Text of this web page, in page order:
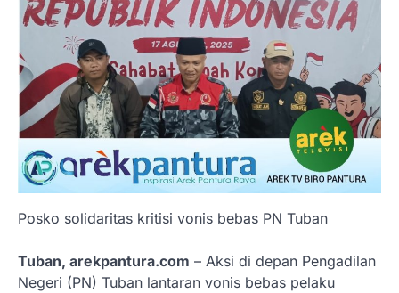
Posko solidaritas kritisi vonis bebas PN Tuban
Tuban, arekpantura.com – Aksi di depan Pengadilan
Negeri (PN) Tuban lantaran vonis bebas pelaku